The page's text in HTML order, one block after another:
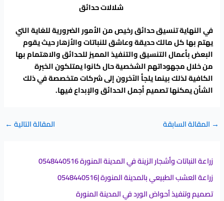
شلالات حدائق
في النهاية تنسيق حدائق رخيص من الأمور الضرورية للغاية التي
يهتم بها كل مالك حديقة وعاشق للنباتات والأزهار حيث يقوم
البعض بأعمال التنسيق والتنفيذ المميز للحدائق والاهتمام بها
من خلال مجهوداتهم الشخصية حال كانوا يمتلكون الخبرة
الكافية لذلك بينما يلجأ الآخرون إلى شركات متخصصة في ذلك
الشأن يمكنها تصميم أجمل الحدائق والإبداع فيها.
→ المقالة السابقة المقالة التالية ←
زراعة النباتات وأشجار الزينة في المدينة المنورة 0548440516
زراعة العشب الطبيعي بالمدينة المنورة |0548440516
تصميم وتنفيذ أحواض الورد في المدينة المنورة